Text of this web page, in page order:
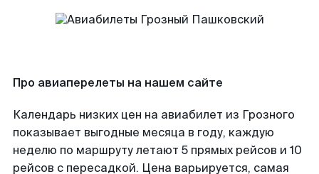
Про авиаперелеты на нашем сайте
Календарь низких цен на авиабилет из Грозного
показывает выгодные месяца в году, каждую
неделю по маршруту летают 5 прямых рейсов и 10
рейсов с пересадкой. Цена варьируется, самая